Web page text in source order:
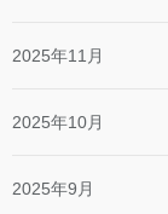
2025年11月
2025年10月
2025年9月